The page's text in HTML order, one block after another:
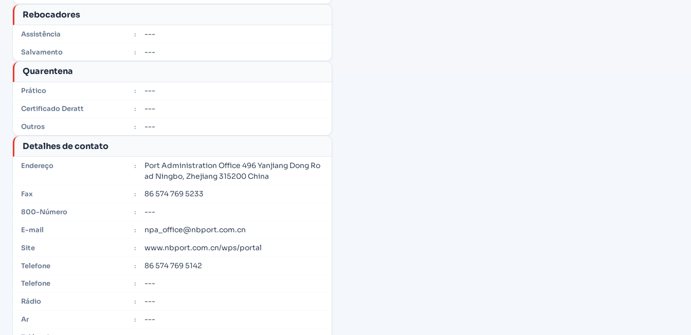
Rebocadores
Assistência : ---
Salvamento : ---
Quarentena
Prático : ---
Certificado Deratt : ---
Outros : ---
Detalhes de contato
Endereço :
Port Administration Office 496 Yanjiang Dong Ro
ad Ningbo, Zhejiang 315200 China
Fax : 86 574 769 5233
800-Número : ---
E-mail : npa_office@nbport.com.cn
Site : www.nbport.com.cn/wps/portal
Telefone : 86 574 769 5142
Telefone : ---
Rádio : ---
Ar : ---